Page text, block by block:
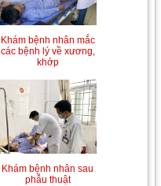
Khám bệnh nhân mắc
các bệnh lý về xương,
khớp
Khám bệnh nhân sau
phẫu thuật